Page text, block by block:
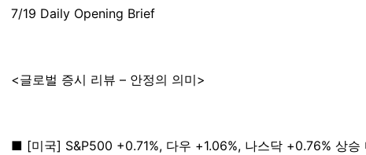
7/19 Daily Opening Brief
<글로벌 증시 리뷰 – 안정의 의미>
■ [미국] S&P500 +0.71%, 다우 +1.06%, 나스닥 +0.76% 상